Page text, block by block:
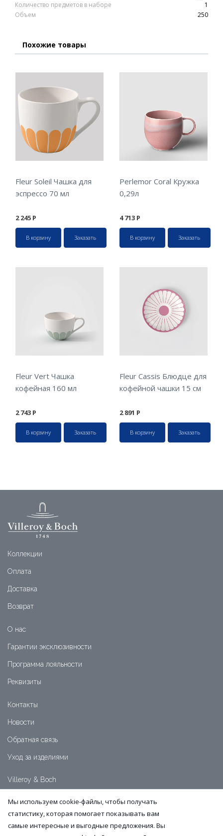
Количество предметов в наборе
1
Объем
250
Похожие товары
Fleur Soleil Чашка для
эспрессо 70 мл
2 245 Р
В корзину Заказать
Perlemor Coral Кружка
0,29л
4 713 Р
В корзину Заказать
Fleur Vert Чашка
кофейная 160 мл
2 743 Р
В корзину Заказать
Fleur Cassis Блюдце для
кофейной чашки 15 см
2 891 Р
В корзину Заказать
Коллекции
Оплата
Доставка
Возврат
О нас
Гарантии эксклюзивности
Программа лояльности
Реквизиты
Контакты
Новости
Обратная связь
Уход за изделиями
Villeroy & Boch
+7 (991) 5-007-515
Часы работы:
пн-пт: 10:00-19:00
Мы используем cookie-файлы, чтобы получать
статистику, которая помогает показывать вам
самые интересные и выгодные предложения. Вы